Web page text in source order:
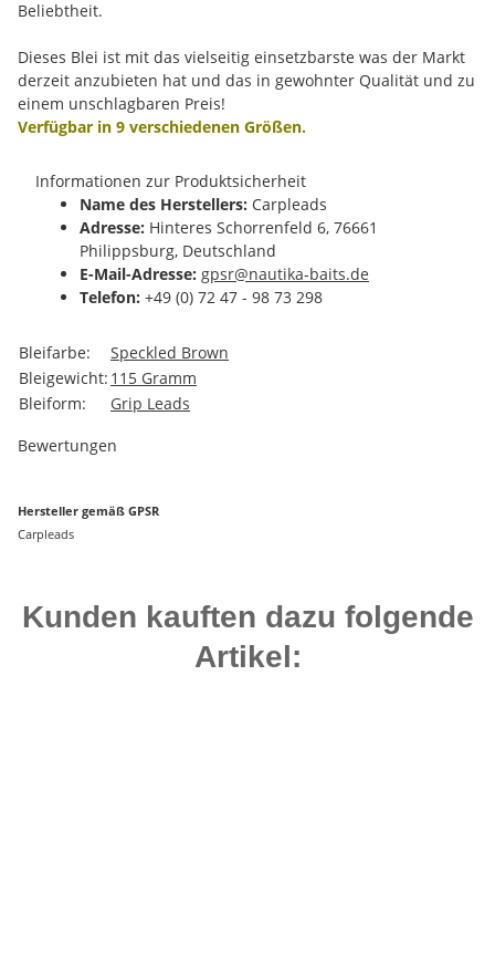
Beliebtheit.
Dieses Blei ist mit das vielseitig einsetzbarste was der Markt
derzeit anzubieten hat und das in gewohnter Qualität und zu
einem unschlagbaren Preis!
Verfügbar in 9 verschiedenen Größen.
Informationen zur Produktsicherheit
Name des Herstellers: Carpleads
Adresse: Hinteres Schorrenfeld 6, 76661
Philippsburg, Deutschland
E-Mail-Adresse: gpsr@nautika-baits.de
Telefon: +49 (0) 72 47 - 98 73 298
Produkteigenschaft
Wert
Bleifarbe:
Speckled Brown
Bleigewicht: 115 Gramm
Bleiform:
Grip Leads
Bewertungen
Hersteller gemäß GPSR
Carpleads
Kunden kauften dazu folgende
Artikel: